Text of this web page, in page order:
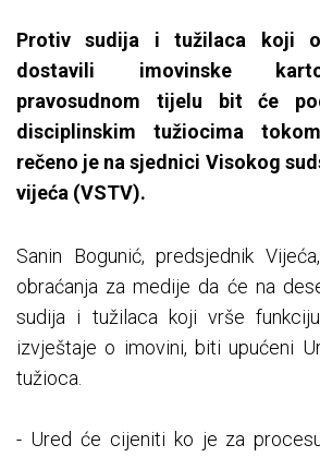
Protiv sudija i tužilaca koji
dostavili imovinske
pravosudnom tijelu bit će
disciplinskim tužiocima
rečeno je na sjednici Visokog
vijeća (VSTV).
Sanin Bogunić, predsjednik
obraćanja za medije da će na
sudija i tužilaca koji vrše
izvještaje o imovini, biti upućeni
tužioca.
- Ured će cijeniti ko je za